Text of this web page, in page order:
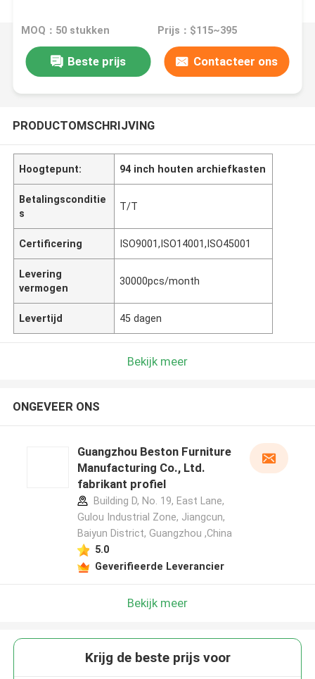
MOQ：50 stukken Prijs：$115~395
Beste prijs Contacteer ons
PRODUCTOMSCHRIJVING
Hoogtepunt: 94 inch houten archiefkasten
Betalingsconditie
s
T/T
Certificering ISO9001,ISO14001,ISO45001
Levering
vermogen
30000pcs/month
Levertijd 45 dagen
Bekijk meer
ONGEVEER ONS
Guangzhou Beston Furniture
Manufacturing Co., Ltd.
fabrikant profiel
Building D, No. 19, East Lane,
Gulou Industrial Zone, Jiangcun,
Baiyun District, Guangzhou ,China
5.0
Geverifieerde Leverancier
Bekijk meer
Krijg de beste prijs voor